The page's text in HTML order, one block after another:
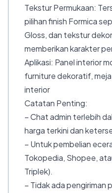
Tekstur Permukaan:
pilihan finish Formica
Gloss, dan tekstur
memberikan karakter
Aplikasi: Panel interior
furniture dekoratif,
interior
Catatan Penting:
– Chat admin terlebih
harga terkini dan
– Untuk pembelian
Tokopedia, Shopee,
Triplek).
– Tidak ada pengiriman